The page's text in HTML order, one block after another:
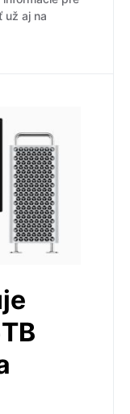
už aj na